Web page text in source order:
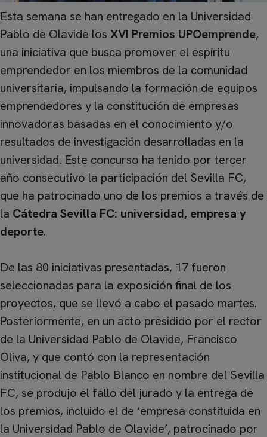
Esta semana se han entregado en la Universidad
Pablo de Olavide los XVI Premios UPOemprende,
una iniciativa que busca promover el espíritu
emprendedor en los miembros de la comunidad
universitaria, impulsando la formación de equipos
emprendedores y la constitución de empresas
innovadoras basadas en el conocimiento y/o
resultados de investigación desarrolladas en la
universidad. Este concurso ha tenido por tercer
año consecutivo la participación del Sevilla FC,
que ha patrocinado uno de los premios a través de
la Cátedra Sevilla FC: universidad, empresa y
deporte.
De las 80 iniciativas presentadas, 17 fueron
seleccionadas para la exposición final de los
proyectos, que se llevó a cabo el pasado martes.
Posteriormente, en un acto presidido por el rector
de la Universidad Pablo de Olavide, Francisco
Oliva, y que contó con la representación
institucional de Pablo Blanco en nombre del Sevilla
FC, se produjo el fallo del jurado y la entrega de
los premios, incluido el de ‘empresa constituida en
la Universidad Pablo de Olavide’, patrocinado por